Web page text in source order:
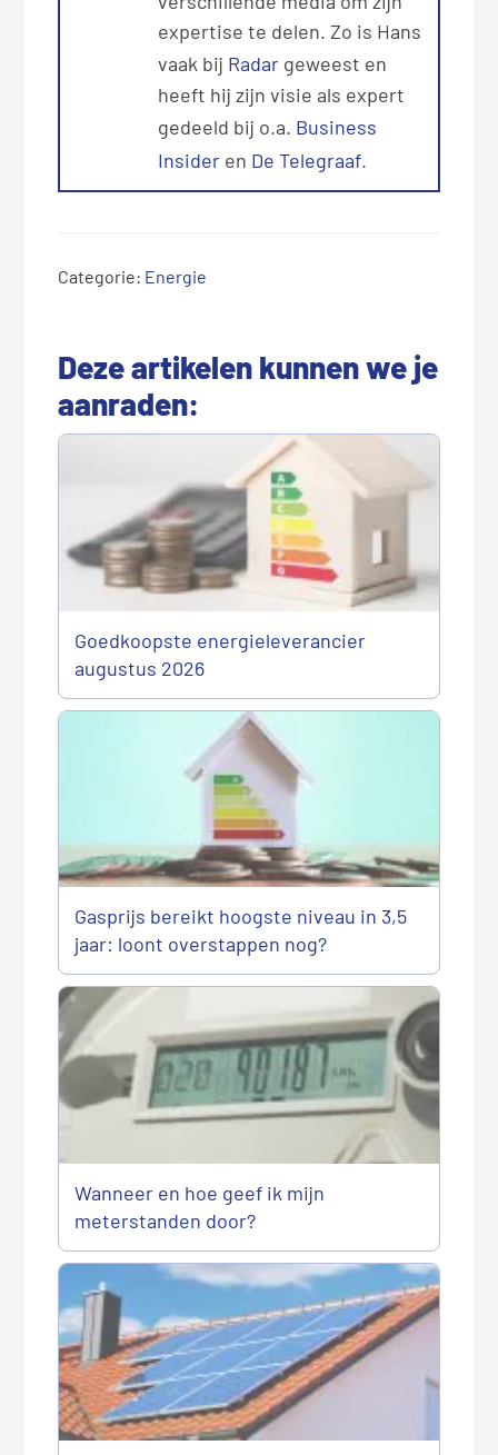
expertise te delen. Zo is Hans
vaak bij Radar geweest en
heeft hij zijn visie als expert
gedeeld bij o.a. Business
Insider en De Telegraaf.
Categorie: Energie
Deze artikelen kunnen we je
aanraden:
Goedkoopste energieleverancier
augustus 2026
Gasprijs bereikt hoogste niveau in 3,5
jaar: loont overstappen nog?
Wanneer en hoe geef ik mijn
meterstanden door?